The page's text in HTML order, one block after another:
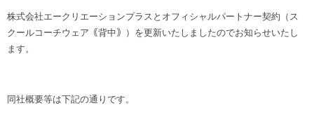
試合
チケット購入方法
販売スケジュール
Buy Ticket Here
スケジュール
練習見学について
横浜FC観戦ガイド
クラブ
フリ丸のページ
横浜FC公式オンラインショップ
株式会社エークリエーションプラスとオフィシャルパートナー契約（ス
クールコーチウェア｟背中｠）を更新いたしましたのでお知らせいたし
ます。
同社概要等は下記の通りです。